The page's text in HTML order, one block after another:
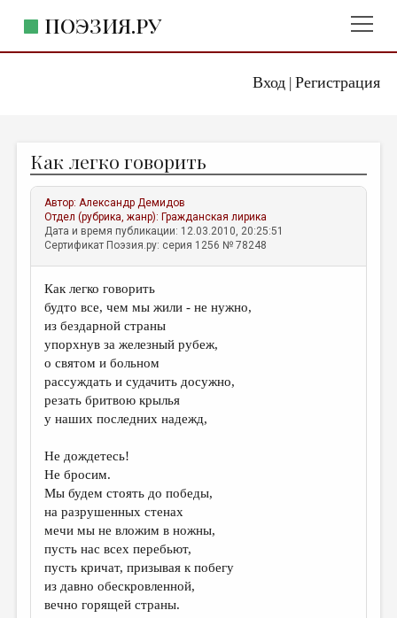
Вход| Регистрация
ПОЭЗИЯ.РУ
ЖАНРЫ
АВТОРЫ
КОММЕНТАРИИ
ЛИТСАЛОН
НОВОСТИ
ПРАВИЛА САЙТА
ОТДЕЛЫ И РУБРИКИ
ИЗБРАННОЕ
ДАЙДЖЕСТ
ПРОИЗВЕДЕНИЯ
ПЕРЕВОДЫ
КОНКУРСЫ
ДЕТСКАЯ КОМНАТА
КНИЖНАЯ ПОЛКА
ОБЗОР ЛИТЕРАТУРЫ
Как легко говорить
Автор:Александр Демидов
Отдел (рубрика, жанр): Гражданская лирика
Дата и время публикации: 12.03.2010, 20:25:51
Сертификат Поэзия.ру: серия 1256 № 78248
Как легко говорить
будто все, чем мы жили - не нужно,
из бездарной страны
упорхнув за железный рубеж,
о святом и больном
рассуждать и судачить досужно,
резать бритвою крылья
у наших последних надежд,
Не дождетесь!
Не бросим.
Мы будем стоять до победы,
на разрушенных стенах
мечи мы не вложим в ножны,
пусть нас всех перебьют,
пусть кричат, призывая к побегу
из давно обескровленной,
вечно горящей страны.